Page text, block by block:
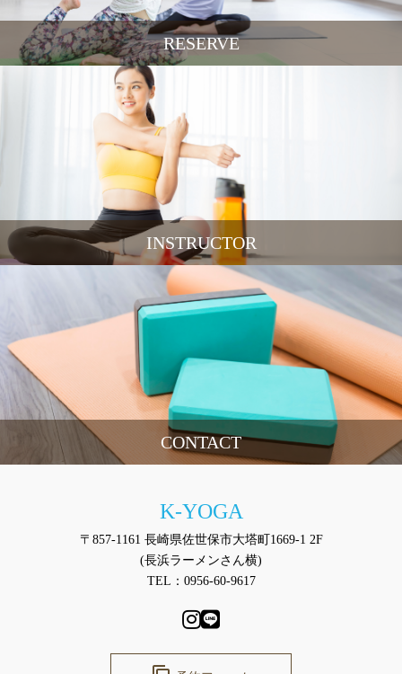
RESERVE
INSTRUCTOR
CONTACT
K-YOGA
〒857-1161 長崎県佐世保市大塔町1669-1 2F
(長浜ラーメンさん横)
TEL：0956-60-9617